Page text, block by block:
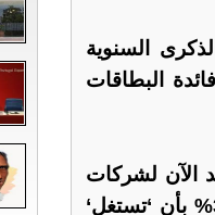
20 كانون الثاني، الذكرى السنوية
البطاقات
الآن لشركات
بطاقات الائتمان التي تفرض أسعار فائدة تتراوح بين 20 و30% بأن ‘تستغل‘